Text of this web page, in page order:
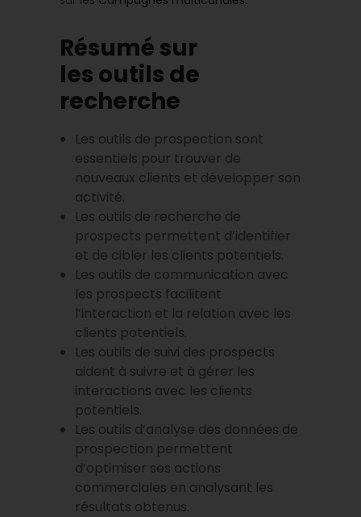
Résumé sur
les outils de
recherche
Les outils de prospection sont
essentiels pour trouver de
nouveaux clients et développer son
activité.
Les outils de recherche de
prospects permettent d’identifier
et de cibler les clients potentiels.
Les outils de communication avec
les prospects facilitent
l’interaction et la relation avec les
clients potentiels.
Les outils de suivi des prospects
aident à suivre et à gérer les
interactions avec les clients
potentiels.
Les outils d’analyse des données de
prospection permettent
d’optimiser ses actions
commerciales en analysant les
résultats obtenus.